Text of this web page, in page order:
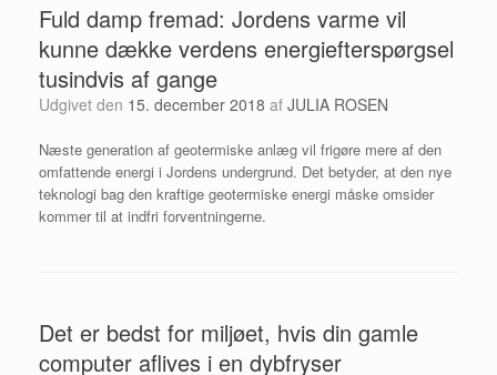
Fuld damp fremad: Jordens varme vil
kunne dække verdens energiefterspørgsel
tusindvis af gange
Udgivet den 15. december 2018 af JULIA ROSEN
Næste generation af geotermiske anlæg vil frigøre mere af den
omfattende energi i Jordens undergrund. Det betyder, at den nye
teknologi bag den kraftige geotermiske energi måske omsider
kommer til at indfri forventningerne.
Det er bedst for miljøet, hvis din gamle
computer aflives i en dybfryser